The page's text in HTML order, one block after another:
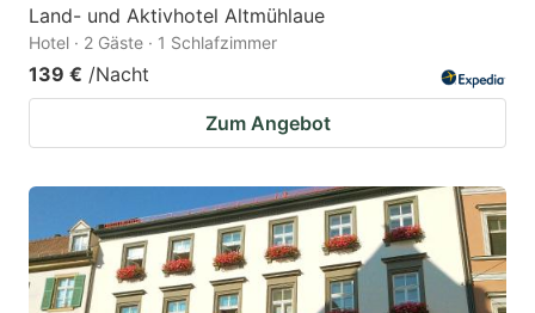
Land- und Aktivhotel Altmühlaue
Hotel · 2 Gäste · 1 Schlafzimmer
139 € /Nacht
Zum Angebot